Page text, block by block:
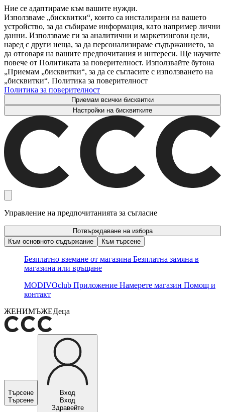
Ние се адаптираме към вашите нужди.
Използваме „бисквитки“, които са инсталирани на вашето
устройство, за да събираме информация, като например лични
данни. Използваме ги за аналитични и маркетингови цели,
наред с други неща, за да персонализираме съдържанието, за
да отговаря на вашите предпочитания и интереси. Ще научите
повече от Политиката за поверителност. Използвайте бутона
„Приемам „бисквитки“, за да се съгласите с използването на
„бисквитки“. Политика за поверителност
Политика за поверителност
Приемам всички бисквитки
Настройки на бисквитките
Управление на предпочитанията за съгласие
Потвърждаване на избора
Към основното съдържание
Към търсене
Безплатно вземане от магазина Безплатна замяна в
магазина или връщане
MODIVOclub Приложение Намерете магазин Помощ и
контакт
ЖЕНИМЪЖЕДеца
Търсене
Търсене
Вход
Вход
Здравейте